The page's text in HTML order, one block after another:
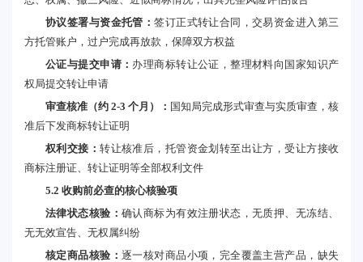
协议签署与资金托管：签订正式转让合同，交易资金进入第三
方托管账户，过户完成再放款，保障双方权益
公证与提交申请： 办理商标转让公证，整理材料向国家知识产
权局提交转让申请
审查核准（约 2-3 个月）： 国知局完成形式审查与实质审查，核
准后下发商标转让证明
权利交接：转让核准后，托管资金划转至出让方，受让方接收
商标注册证、转让证明等全部权利文件
5.2 收购前必查的核心核验项
法律状态核验： 确认商标为有效注册状态，无质押、无冻结、
无无效宣告、无权属纠纷
核定商品核验： 逐一核对商品小项，完全覆盖主营产品，缺失